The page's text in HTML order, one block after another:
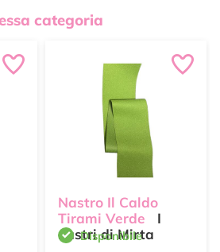
categoria
Nastro Il Caldo
Tirami Verde
I
nastri di Mirta
Disponibile